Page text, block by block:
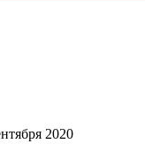
2020